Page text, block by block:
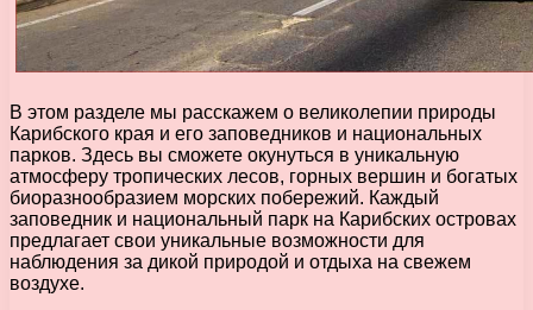
В этом разделе мы расскажем о великолепии природы
Карибского края и его заповедников и национальных
парков. Здесь вы сможете окунуться в уникальную
атмосферу тропических лесов, горных вершин и богатых
биоразнообразием морских побережий. Каждый
заповедник и национальный парк на Карибских островах
предлагает свои уникальные возможности для
наблюдения за дикой природой и отдыха на свежем
воздухе.